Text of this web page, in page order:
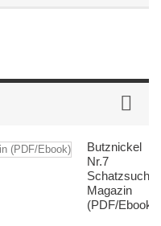
Butznickel
Nr.7
Schatzsucher
Magazin
(PDF/Ebook)